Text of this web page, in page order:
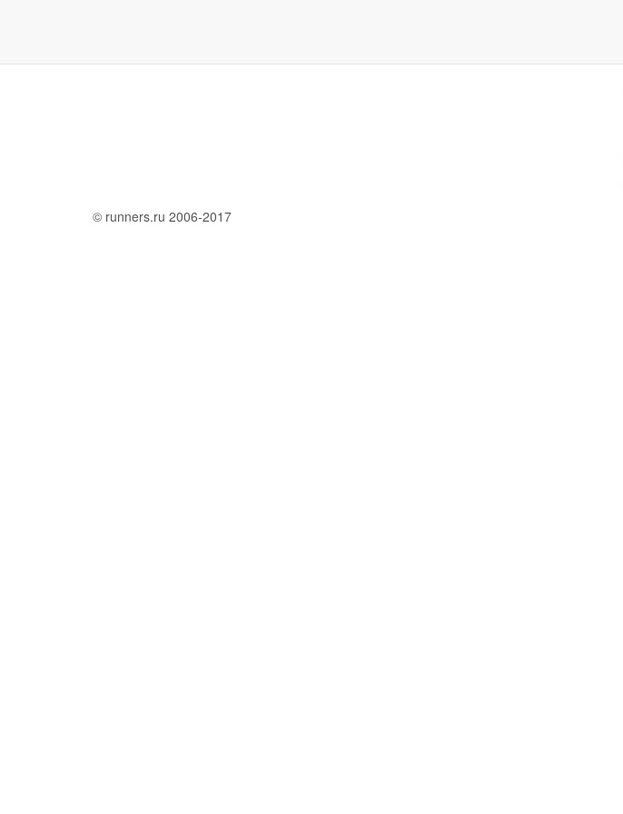
© runners.ru 2006-2017